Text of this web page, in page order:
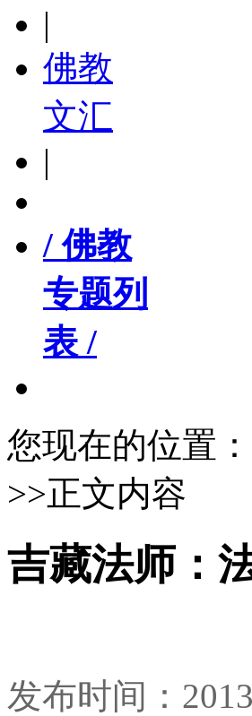
|
佛教
文汇
|
/ 佛教
专题列
表 /
您现在的位置：
>>正文内容
吉藏法师：
发布时间：